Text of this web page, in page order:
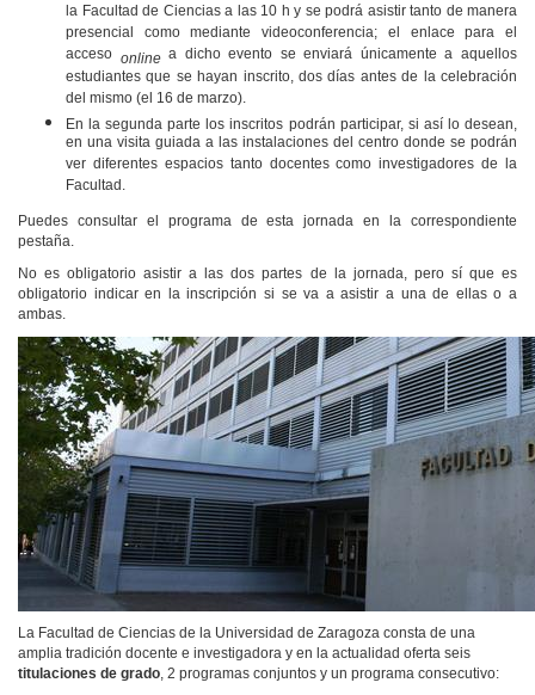
la Facultad de Ciencias a las 10 h y se podrá asistir tanto de manera
presencial como mediante videoconferencia; el enlace para el
acceso onlinea dicho evento se enviará únicamente a aquellos
estudiantes que se hayan inscrito, dos días antes de la celebración
del mismo (el 16 de marzo).
En la segunda parte los inscritos podrán participar, si así lo desean,
en una visita guiada a las instalaciones del centro donde se podrán
ver diferentes espacios tanto docentes como investigadores de la
Facultad.
Puedes consultar el programa de esta jornada en la correspondiente
pestaña.
No es obligatorio asistir a las dos partes de la jornada, pero sí que es
obligatorio indicar en la inscripción si se va a asistir a una de ellas o a
ambas.
La Facultad de Ciencias de la Universidad de Zaragoza consta de una
amplia tradición docente e investigadora y en la actualidad oferta seis
titulaciones de grado, 2 programas conjuntos y un programa consecutivo: